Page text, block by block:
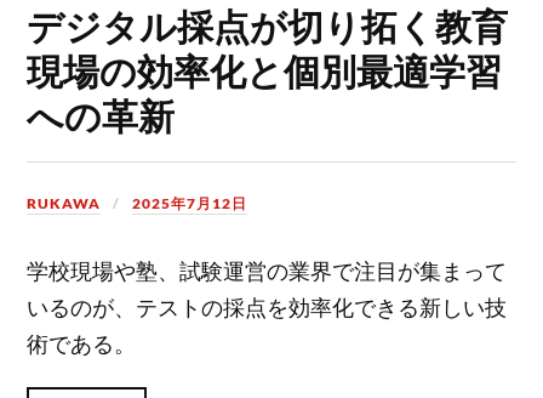
デジタル採点が切り拓く教育
現場の効率化と個別最適学習
への革新
RUKAWA 2025年7月12日
学校現場や塾、試験運営の業界で注目が集まって
いるのが、テストの採点を効率化できる新しい技
術である。